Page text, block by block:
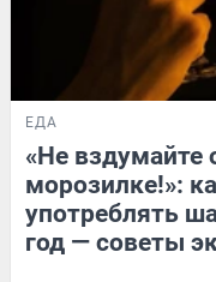
ЕДА
«Не вздумайте
морозилке!»:
употреблять
год — советы